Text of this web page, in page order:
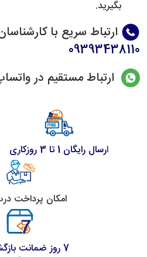
بگیرید.
ارتباط سریع با
09393438110
ارتباط مستقیم در
ارسال رایگان 1 تا 3 روزکاری
امکان پرداخت
7 روز ضمانت بازگشت کالا